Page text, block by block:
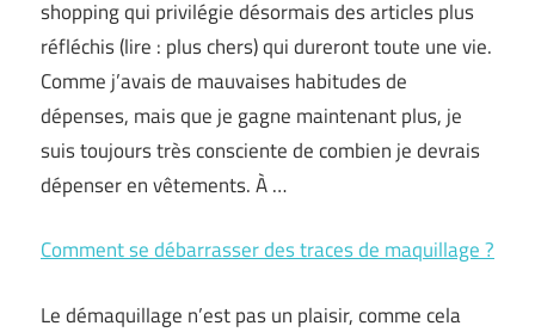
shopping qui privilégie désormais des articles plus
réfléchis (lire : plus chers) qui dureront toute une vie.
Comme j’avais de mauvaises habitudes de
dépenses, mais que je gagne maintenant plus, je
suis toujours très consciente de combien je devrais
dépenser en vêtements. À …
Comment se débarrasser des traces de maquillage ?
Le démaquillage n’est pas un plaisir, comme cela